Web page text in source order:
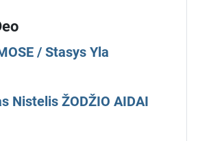
/ Stasys Yla
Nistelis ŽODŽIO AIDAI